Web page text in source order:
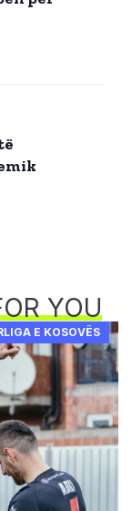
YOU
E KOSOVËS